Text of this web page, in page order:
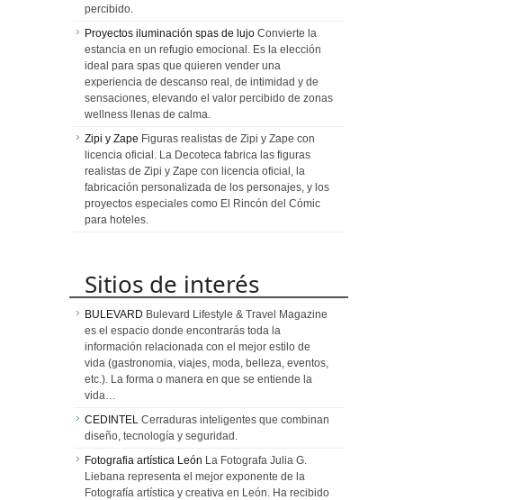
percibido.
Proyectos iluminación spas de lujo Convierte la
estancia en un refugio emocional. Es la elección
ideal para spas que quieren vender una
experiencia de descanso real, de intimidad y de
sensaciones, elevando el valor percibido de zonas
wellness llenas de calma.
Zipi y Zape Figuras realistas de Zipi y Zape con
licencia oficial. La Decoteca fabrica las figuras
realistas de Zipi y Zape con licencia oficial, la
fabricación personalizada de los personajes, y los
proyectos especiales como El Rincón del Cómic
para hoteles.
Sitios de interés
BULEVARD Bulevard Lifestyle & Travel Magazine
es el espacio donde encontrarás toda la
información relacionada con el mejor estilo de
vida (gastronomia, viajes, moda, belleza, eventos,
etc.). La forma o manera en que se entiende la
vida…
CEDINTEL Cerraduras inteligentes que combinan
diseño, tecnología y seguridad.
Fotografia artística León La Fotografa Julia G.
Liebana representa el mejor exponente de la
Fotografía artística y creativa en León. Ha recibido